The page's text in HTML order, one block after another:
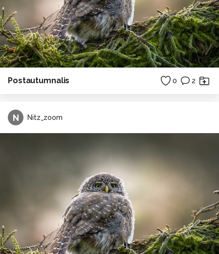
Postautumnalis 0 2
N Nitz_zoom